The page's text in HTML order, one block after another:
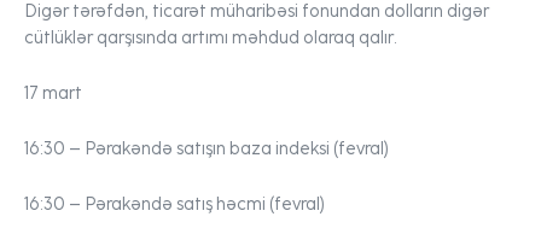
Digər tərəfdən, ticarət müharibəsi fonundan dolların digər
cütlüklər qarşısında artımı məhdud olaraq qalır.
17 mart
16:30 – Pərakəndə satışın baza indeksi (fevral)
16:30 – Pərakəndə satış həcmi (fevral)